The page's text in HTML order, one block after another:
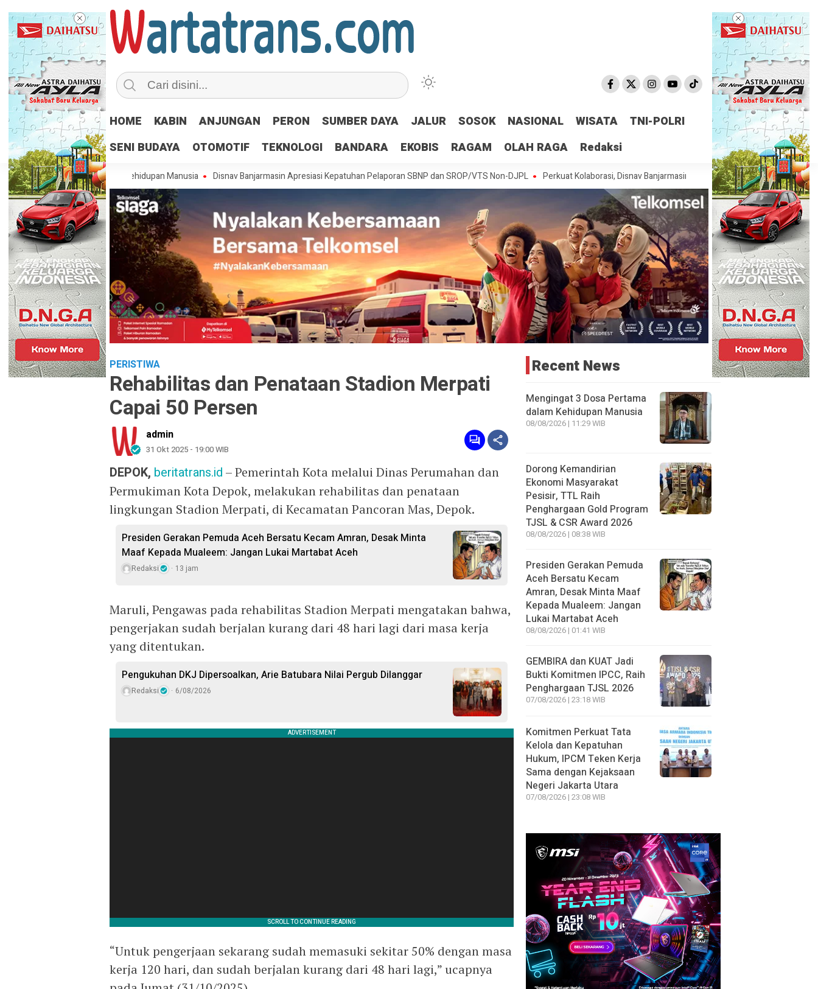
HOME KABIN ANJUNGAN PERON SUMBER DAYA JALUR SOSOK NASIONAL WISATA
TNI-POLRI
SENI BUDAYA
OTOMOTIF TEKNOLOGI BANDARA EKOBIS RAGAM OLAH RAGA Redaksi
Dosa Pertama dalam Kehidupan Manusia Disnav Banjarmasin Apresiasi Kepatuhan Pelaporan SBNP dan SROP/VTS Non-DJPL Perkuat Kolaborasi, Disnav Banjarmasin Konsisten Jaga Keselamatan Pelayaran
PERISTIWA
Rehabilitas dan Penataan Stadion Merpati
Capai 50 Persen
admin
31 Okt 2025 - 19:00 WIB
DEPOK, beritatrans.id – Pemerintah Kota melalui Dinas Perumahan dan
Permukiman Kota Depok, melakukan rehabilitas dan penataan
lingkungan Stadion Merpati, di Kecamatan Pancoran Mas, Depok.
Presiden Gerakan Pemuda Aceh Bersatu Kecam Amran, Desak Minta
Maaf Kepada Mualeem: Jangan Lukai Martabat Aceh
Redaksi 13 jam
Maruli, Pengawas pada rehabilitas Stadion Merpati mengatakan bahwa,
pengerjakan sudah berjalan kurang dari 48 hari lagi dari masa kerja
yang ditentukan.
Pengukuhan DKJ Dipersoalkan, Arie Batubara Nilai Pergub Dilanggar
Redaksi 6/08/2026
“Untuk pengerjaan sekarang sudah memasuki sekitar 50% dengan masa
kerja 120 hari, dan sudah berjalan kurang dari 48 hari lagi,” ucapnya
Recent News
Mengingat 3 Dosa Pertama
dalam Kehidupan Manusia
08/08/2026 | 11:29 WIB
Dorong Kemandirian
Ekonomi Masyarakat
Pesisir, TTL Raih
Penghargaan Gold Program
TJSL & CSR Award 2026
08/08/2026 | 08:38 WIB
Presiden Gerakan Pemuda
Aceh Bersatu Kecam
Amran, Desak Minta Maaf
Kepada Mualeem: Jangan
Lukai Martabat Aceh
08/08/2026 | 01:41 WIB
GEMBIRA dan KUAT Jadi
Bukti Komitmen IPCC, Raih
Penghargaan TJSL 2026
07/08/2026 | 23:18 WIB
Komitmen Perkuat Tata
Kelola dan Kepatuhan
Hukum, IPCM Teken Kerja
Sama dengan Kejaksaan
Negeri Jakarta Utara
07/08/2026 | 23:08 WIB